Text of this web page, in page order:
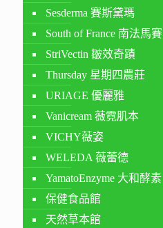
Sesderma 賽斯黛瑪
South of France 南法馬賽
StriVectin 皺效奇蹟
Thursday 星期四農莊
URIAGE 優麗雅
Vanicream 薇霓肌本
VICHY薇姿
WELEDA 薇蕾德
YamatoEnzyme 大和酵素
保健食品館
天然草本館